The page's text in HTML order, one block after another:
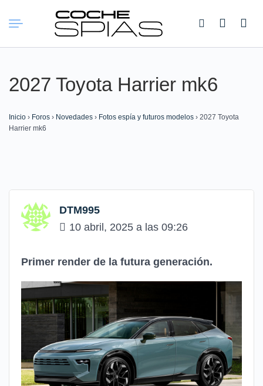
Buscar:
2027 Toyota Harrier mk6
Inicio › Foros › Novedades › Fotos espía y futuros modelos › 2027 Toyota
Harrier mk6
DTM995
10 abril, 2025 a las 09:26
Primer render de la futura generación.